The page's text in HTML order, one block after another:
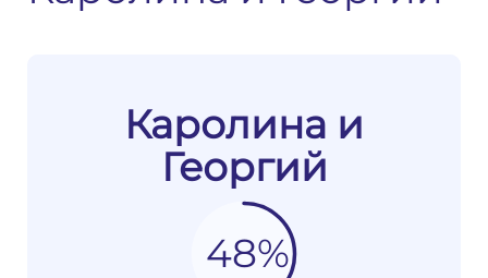
Каролина и
Георгий
48%